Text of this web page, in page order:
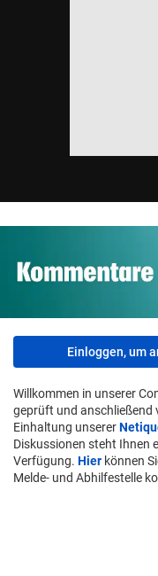
Einloggen, um
Willkommen in unserer
geprüft und anschließend
Einhaltung unserer
Diskussionen steht Ihnen
Verfügung. Hier können
Melde- und Abhilfestelle